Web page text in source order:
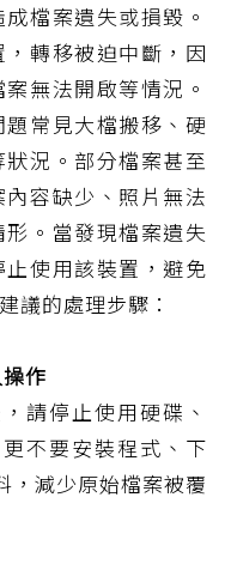
檔案遺失或損毀。
轉移被迫中斷，因
無法開啟等情況。
常見大檔搬移、硬
況。部分檔案甚至
容缺少、照片無法
。當發現檔案遺失
使用該裝置，避免
議的處理步驟：
作
請停止使用硬碟、
不要安裝程式、下
，減少原始檔案被覆